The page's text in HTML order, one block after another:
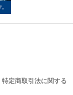
特定商取引法に関する